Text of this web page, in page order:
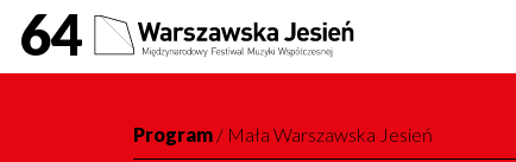
Filonik / Sudnik
64
Program / Mała Warszawska Jesień